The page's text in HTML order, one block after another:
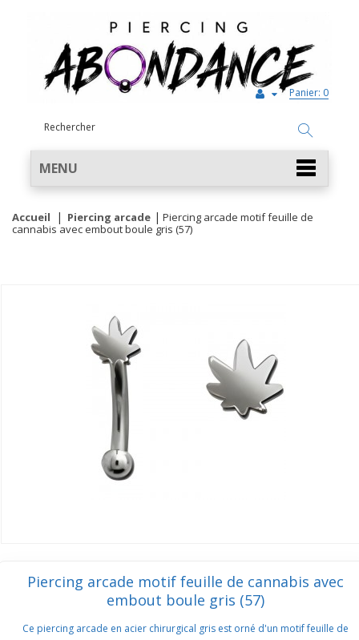
Panier: 0
MENU
Accueil Piercing arcade
Piercing arcade motif feuille de
cannabis avec embout boule gris (57)
Piercing arcade motif feuille de cannabis avec
embout boule gris (57)
Ce piercing arcade en acier chirurgical gris est orné d'un motif feuille de